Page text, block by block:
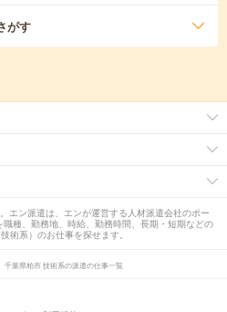
がす
エン派遣は、エンが運営する人材派遣会社のポー
種、勤務地、時給、勤務時間、長期・短期などの
術系）のお仕事を探せます。
千葉県柏市 技術系の派遣の仕事一覧